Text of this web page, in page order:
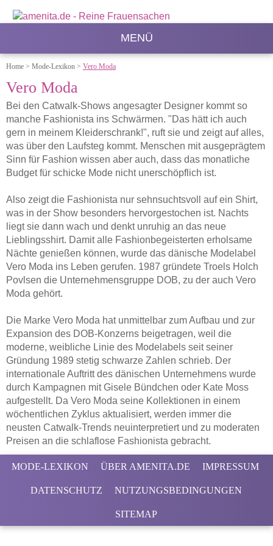
MENÜ
Home > Mode-Lexikon > Vero Moda
Vero Moda
Bei den Catwalk-Shows angesagter Designer kommt so
manche Fashionista ins Schwärmen. "Das hätt ich auch
gern in meinem Kleiderschrank!", ruft sie und zeigt auf alles,
was über den Laufsteg kommt. Menschen mit ausgeprägtem
Sinn für Fashion wissen aber auch, dass das monatliche
Budget für schicke Mode nicht unerschöpflich ist.
Also zeigt die Fashionista nur sehnsuchtsvoll auf ein Shirt,
was in der Show besonders hervorgestochen ist. Nachts
liegt sie dann wach und denkt unruhig an das neue
Lieblingsshirt. Damit alle Fashionbegeisterten erholsame
Nächte genießen können, wurde das dänische Modelabel
Vero Moda ins Leben gerufen. 1987 gründete Troels Holch
Povlsen die Unternehmensgruppe DOB, zu der auch Vero
Moda gehört.
Die Marke Vero Moda hat unmittelbar zum Aufbau und zur
Expansion des DOB-Konzerns beigetragen, weil die
moderne, weibliche Linie des Modelabels seit seiner
Gründung 1989 stetig schwarze Zahlen schrieb. Der
internationale Auftritt des dänischen Unternehmens wurde
durch Kampagnen mit Gisele Bündchen oder Kate Moss
aufgestellt. Da Vero Moda seine Kollektionen in einem
wöchentlichen Zyklus aktualisiert, werden immer die
neusten Catwalk-Trends neuinterpretiert und zu moderaten
Preisen an die schlaflose Fashionista gebracht.
MODE-LEXIKON ÜBER AMENITA.DE IMPRESSUM
DATENSCHUTZ NUTZUNGSBEDINGUNGEN
SITEMAP